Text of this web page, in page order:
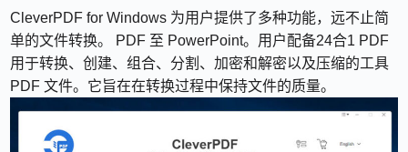
CleverPDF for Windows 为用户提供了多种功能，远不止简
单的文件转换。 PDF 至 PowerPoint。用户配备24合1 PDF
用于转换、创建、组合、分割、加密和解密以及压缩的工具
PDF 文件。它旨在在转换过程中保持文件的质量。